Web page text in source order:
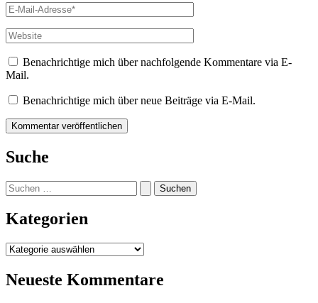
E-
Mail-
Adresse*
Website
Benachrichtige mich über nachfolgende Kommentare via E-
Mail.
Benachrichtige mich über neue Beiträge via E-Mail.
Suche
Suchen
nach:
Kategorien
Kategorien
Neueste Kommentare